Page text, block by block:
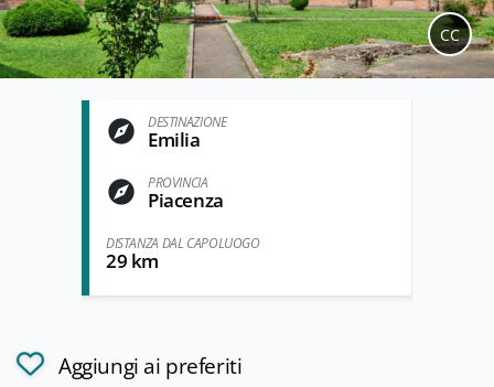
CC
DESTINAZIONE
Emilia
PROVINCIA
Piacenza
DISTANZA DAL CAPOLUOGO
29 km
Aggiungi ai preferiti